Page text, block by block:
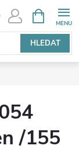
HLEDAT
NÁKUPNÍ
KOŠÍK
/155